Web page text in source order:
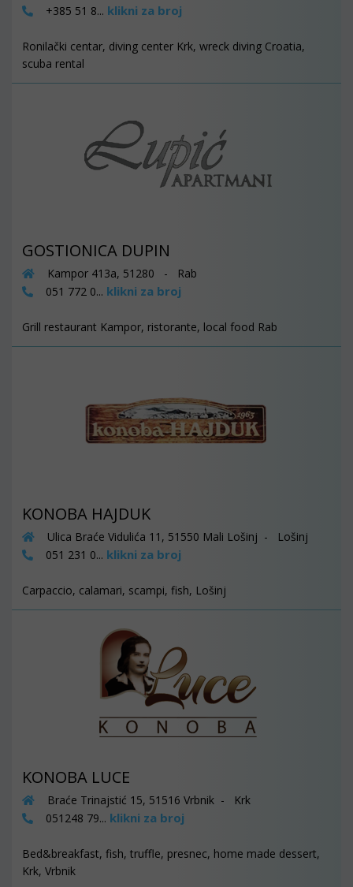
+385 51 8... klikni za broj
Ronilački centar, diving center Krk, wreck diving Croatia,
scuba rental
GOSTIONICA DUPIN
Kampor 413a, 51280 - Rab
051 772 0... klikni za broj
Grill restaurant Kampor, ristorante, local food Rab
KONOBA HAJDUK
Ulica Braće Vidulića 11, 51550 Mali Lošinj - Lošinj
051 231 0... klikni za broj
Carpaccio, calamari, scampi, fish, Lošinj
KONOBA LUCE
Braće Trinajstić 15, 51516 Vrbnik - Krk
051248 79... klikni za broj
Bed&breakfast, fish, truffle, presnec, home made dessert,
Krk, Vrbnik